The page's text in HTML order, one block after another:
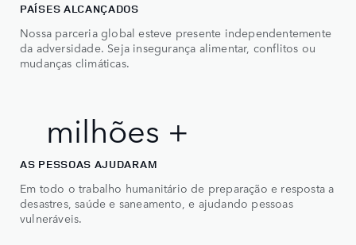
PAÍSES ALCANÇADOS
Nossa parceria global esteve presente independentemente
da adversidade. Seja insegurança alimentar, conflitos ou
mudanças climáticas.
0
1
milhões +
2 milhões +
AS PESSOAS AJUDARAM
Em todo o trabalho humanitário de preparação e resposta a
desastres, saúde e saneamento, e ajudando pessoas
vulneráveis.
0
1
4
5
6